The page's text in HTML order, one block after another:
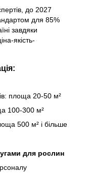
до 2027
для 85%
завдяки
якість-
площа 20-50 м²
100-300 м²
500 м² і більше
для рослин